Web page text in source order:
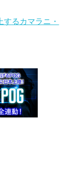
するカマラニ・